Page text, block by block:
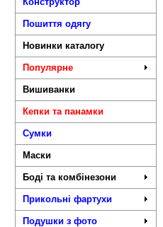
Пошиття одягу
Новинки каталогу
Популярне
Вишиванки
Кепки та панамки
Сумки
Маски
Боді та комбінезони
Прикольні фартухи
Подушки з фото